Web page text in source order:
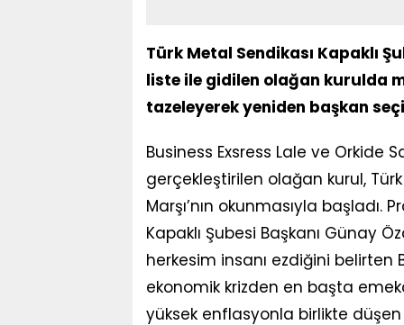
Türk Metal Sendikası Kapaklı
liste ile gidilen olağan kurulda
tazeleyerek yeniden başkan
Business Exsress Lale ve Orkide
gerçekleştirilen olağan kurul,
Marşı’nın okunmasıyla başladı.
Kapaklı Şubesi Başkanı Günay
herkesim insanı ezdiğini belirten
ekonomik krizden en başta
yüksek enflasyonla birlikte